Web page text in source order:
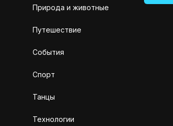
Природа и животные
Путешествие
События
Спорт
Танцы
Технологии